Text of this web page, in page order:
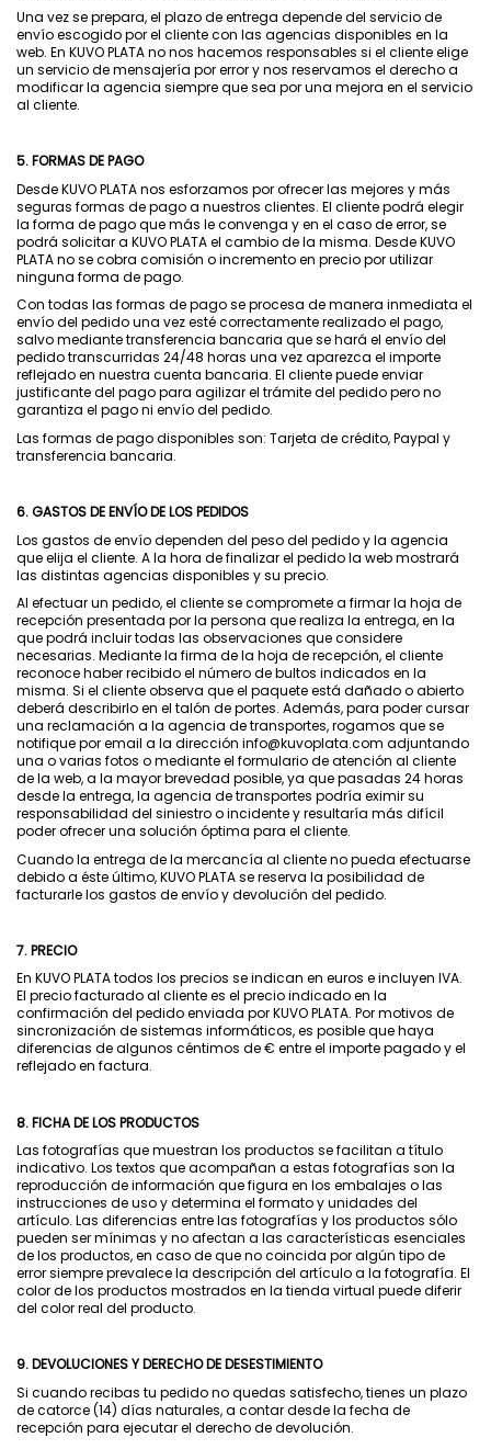
Una vez se prepara, el plazo de entrega depende del servicio de
envío escogido por el cliente con las agencias disponibles en la
web. En KUVO PLATA no nos hacemos responsables si el cliente elige
un servicio de mensajería por error y nos reservamos el derecho a
modificar la agencia siempre que sea por una mejora en el servicio
al cliente.
5. FORMAS DE PAGO
Desde KUVO PLATA nos esforzamos por ofrecer las mejores y más
seguras formas de pago a nuestros clientes. El cliente podrá elegir
la forma de pago que más le convenga y en el caso de error, se
podrá solicitar a KUVO PLATA el cambio de la misma. Desde KUVO
PLATA no se cobra comisión o incremento en precio por utilizar
ninguna forma de pago.
Con todas las formas de pago se procesa de manera inmediata el
envío del pedido una vez esté correctamente realizado el pago,
salvo mediante transferencia bancaria que se hará el envío del
pedido transcurridas 24/48 horas una vez aparezca el importe
reflejado en nuestra cuenta bancaria. El cliente puede enviar
justificante del pago para agilizar el trámite del pedido pero no
garantiza el pago ni envío del pedido.
Las formas de pago disponibles son: Tarjeta de crédito, Paypal y
transferencia bancaria.
6. GASTOS DE ENVÍO DE LOS PEDIDOS
Los gastos de envío dependen del peso del pedido y la agencia
que elija el cliente. A la hora de finalizar el pedido la web mostrará
las distintas agencias disponibles y su precio.
Al efectuar un pedido, el cliente se compromete a firmar la hoja de
recepción presentada por la persona que realiza la entrega, en la
que podrá incluir todas las observaciones que considere
necesarias. Mediante la firma de la hoja de recepción, el cliente
reconoce haber recibido el número de bultos indicados en la
misma. Si el cliente observa que el paquete está dañado o abierto
deberá describirlo en el talón de portes. Además, para poder cursar
una reclamación a la agencia de transportes, rogamos que se
notifique por email a la dirección info@kuvoplata.com adjuntando
una o varias fotos o mediante el formulario de atención al cliente
de la web, a la mayor brevedad posible, ya que pasadas 24 horas
desde la entrega, la agencia de transportes podría eximir su
responsabilidad del siniestro o incidente y resultaría más difícil
poder ofrecer una solución óptima para el cliente.
Cuando la entrega de la mercancía al cliente no pueda efectuarse
debido a éste último, KUVO PLATA se reserva la posibilidad de
facturarle los gastos de envío y devolución del pedido.
7. PRECIO
En KUVO PLATA todos los precios se indican en euros e incluyen IVA.
El precio facturado al cliente es el precio indicado en la
confirmación del pedido enviada por KUVO PLATA. Por motivos de
sincronización de sistemas informáticos, es posible que haya
diferencias de algunos céntimos de € entre el importe pagado y el
reflejado en factura.
8. FICHA DE LOS PRODUCTOS
Las fotografías que muestran los productos se facilitan a título
indicativo. Los textos que acompañan a estas fotografías son la
reproducción de información que figura en los embalajes o las
instrucciones de uso y determina el formato y unidades del
artículo. Las diferencias entre las fotografías y los productos sólo
pueden ser mínimas y no afectan a las características esenciales
de los productos, en caso de que no coincida por algún tipo de
error siempre prevalece la descripción del artículo a la fotografía. El
color de los productos mostrados en la tienda virtual puede diferir
del color real del producto.
9. DEVOLUCIONES Y DERECHO DE DESESTIMIENTO
Si cuando recibas tu pedido no quedas satisfecho, tienes un plazo
de catorce (14) días naturales, a contar desde la fecha de
recepción para ejecutar el derecho de devolución.